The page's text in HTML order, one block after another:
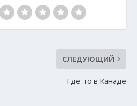
СЛЕДУЮЩИЙ
Где-то в Канаде